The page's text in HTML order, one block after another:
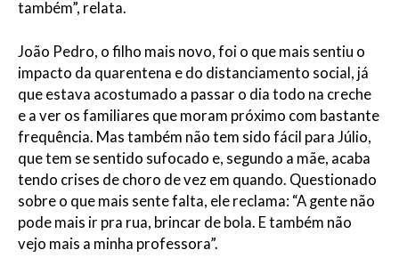
também”, relata.
João Pedro, o filho mais novo, foi o que mais sentiu o
impacto da quarentena e do distanciamento social, já
que estava acostumado a passar o dia todo na creche
e a ver os familiares que moram próximo com bastante
frequência. Mas também não tem sido fácil para Júlio,
que tem se sentido sufocado e, segundo a mãe, acaba
tendo crises de choro de vez em quando. Questionado
sobre o que mais sente falta, ele reclama: “A gente não
pode mais ir pra rua, brincar de bola. E também não
vejo mais a minha professora”.